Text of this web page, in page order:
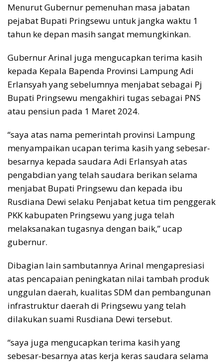
Menurut Gubernur pemenuhan masa jabatan
pejabat Bupati Pringsewu untuk jangka waktu 1
tahun ke depan masih sangat memungkinkan.
Gubernur Arinal juga mengucapkan terima kasih
kepada Kepala Bapenda Provinsi Lampung Adi
Erlansyah yang sebelumnya menjabat sebagai Pj
Bupati Pringsewu mengakhiri tugas sebagai PNS
atau pensiun pada 1 Maret 2024.
“saya atas nama pemerintah provinsi Lampung
menyampaikan ucapan terima kasih yang sebesar-
besarnya kepada saudara Adi Erlansyah atas
pengabdian yang telah saudara berikan selama
menjabat Bupati Pringsewu dan kepada ibu
Rusdiana Dewi selaku Penjabat ketua tim penggerak
PKK kabupaten Pringsewu yang juga telah
melaksanakan tugasnya dengan baik,” ucap
gubernur.
Dibagian lain sambutannya Arinal mengapresiasi
atas pencapaian peningkatan nilai tambah produk
unggulan daerah, kualitas SDM dan pembangunan
infrastruktur daerah di Pringsewu yang telah
dilakukan suami Rusdiana Dewi tersebut.
“saya juga mengucapkan terima kasih yang
sebesar-besarnya atas kerja keras saudara selama